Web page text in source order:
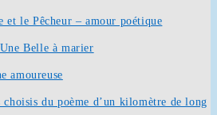
et le Pêcheur – amour poétique
Belle à marier
amoureuse
du poème d’un kilomètre de long